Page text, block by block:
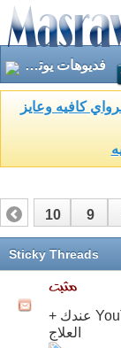
فديوهات يوتيوب Youtube
كافيه وعايز
9
10
Sticky Threads
سبب عدم ظهور فيديهوهات YouTube عندك +
العلاج